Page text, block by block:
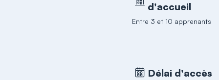
d'accueil
Entre 3 et 10 apprenants
Délai d'accès